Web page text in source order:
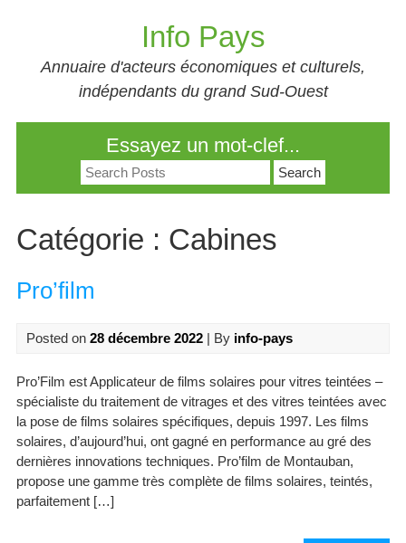
Info Pays
Annuaire d'acteurs économiques et culturels,
indépendants du grand Sud-Ouest
Essayez un mot-clef...
Search
for:
Catégorie : Cabines
Pro’film
Posted on 28 décembre 2022| By info-pays
Pro’Film est Applicateur de films solaires pour vitres teintées –
spécialiste du traitement de vitrages et des vitres teintées avec
la pose de films solaires spécifiques, depuis 1997. Les films
solaires, d’aujourd’hui, ont gagné en performance au gré des
dernières innovations techniques. Pro’film de Montauban,
propose une gamme très complète de films solaires, teintés,
parfaitement […]